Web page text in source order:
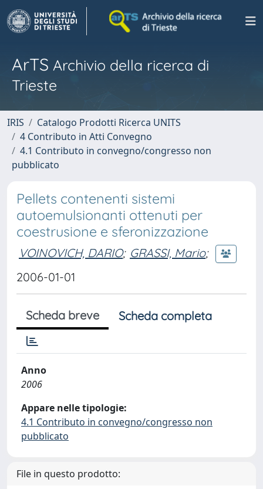
ArTS Archivio della ricerca di
Trieste
IRIS
Catalogo Prodotti Ricerca UNITS
4 Contributo in Atti Convegno
4.1 Contributo in convegno/congresso non
pubblicato
Pellets contenenti sistemi
autoemulsionanti ottenuti per
coestrusione e sferonizzazione
VOINOVICH, DARIO; GRASSI, Mario;
2006-01-01
Scheda breve Scheda completa
Anno
2006
Appare nelle tipologie:
4.1 Contributo in convegno/congresso non
pubblicato
File in questo prodotto: